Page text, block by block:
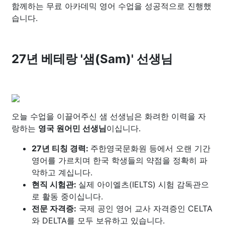
함께하는 무료 아카데믹 영어 수업을 성공적으로 진행했
습니다.
27년 베테랑 '샘(Sam)' 선생님
오늘 수업을 이끌어주신 샘 선생님은 화려한 이력을 자
랑하는 영국 원어민 선생님이십니다.
27년 티칭 경력: 주한영국문화원 등에서 오랜 기간
영어를 가르치며 한국 학생들의 약점을 정확히 파
악하고 계십니다.
현직 시험관: 실제 아이엘츠(IELTS) 시험 감독관으
로 활동 중이십니다.
전문 자격증:​​ 국제 공인 영어 교사 자격증인 CELTA
와 DELTA를 모두 보유하고 있습니다.